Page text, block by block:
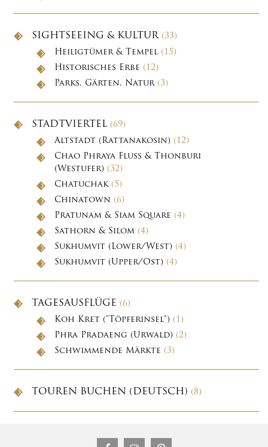
SIGHTSEEING & KULTUR(33)
Heiligtümer & Tempel (15)
Historisches Erbe (12)
Parks, Gärten, Natur(3)
STADTVIERTEL (69)
Altstadt (Rattanakosin) (12)
Chao Phraya Fluss & Thonburi
(Westufer) (32)
Chatuchak(5)
Chinatown (6)
Pratunam & Siam Square (4)
Sathorn & Silom (4)
Sukhumvit (Lower/West) (4)
Sukhumvit (Upper/Ost) (4)
TAGESAUSFLÜGE (6)
Koh Kret ("Töpferinsel") (1)
Phra Pradaeng (Urwald) (2)
Schwimmende Märkte (3)
TOUREN BUCHEN (DEUTSCH) (8)